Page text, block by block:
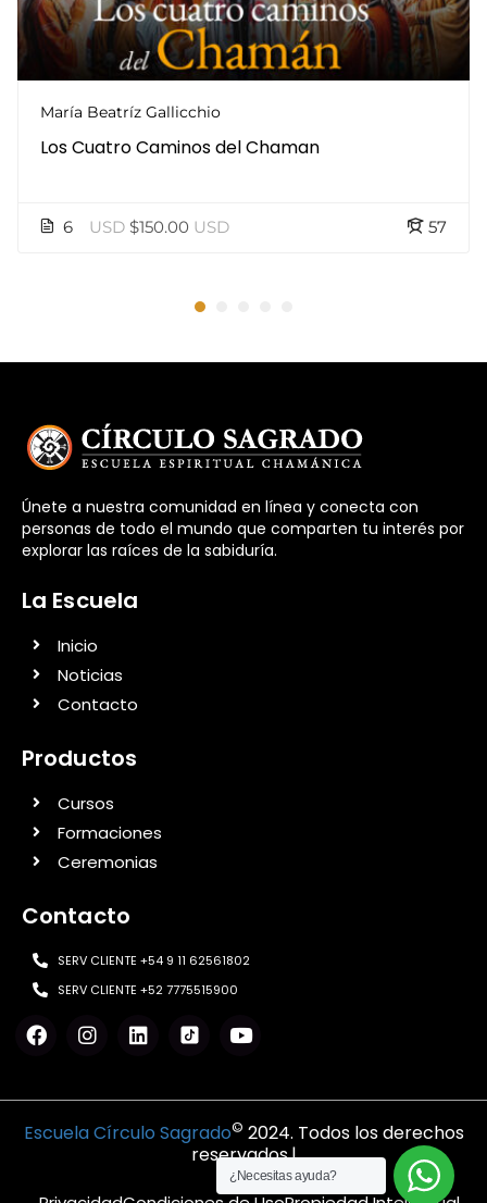
María Beatríz Gallicchio
Los Cuatro Caminos del Chaman
6 57
USD $150.00 USD
Únete a nuestra comunidad en línea y conecta con
personas de todo el mundo que comparten tu interés por
explorar las raíces de la sabiduría.
La Escuela
Inicio
Noticias
Contacto
Productos
Cursos
Formaciones
Ceremonias
Contacto
SERV CLIENTE +54 9 11 62561802
SERV CLIENTE +52 7775515900
Escuela Círculo Sagrado© 2024. Todos los derechos
reservados.|
¿Necesitas ayuda?